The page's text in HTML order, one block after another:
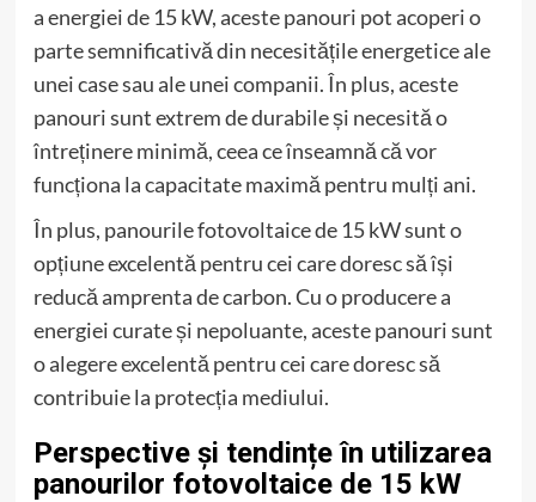
a energiei de 15 kW, aceste panouri pot acoperi o
parte semnificativă din necesitățile energetice ale
unei case sau ale unei companii. În plus, aceste
panouri sunt extrem de durabile și necesită o
întreținere minimă, ceea ce înseamnă că vor
funcționa la capacitate maximă pentru mulți ani.
În plus, panourile fotovoltaice de 15 kW sunt o
opțiune excelentă pentru cei care doresc să își
reducă amprenta de carbon. Cu o producere a
energiei curate și nepoluante, aceste panouri sunt
o alegere excelentă pentru cei care doresc să
contribuie la protecția mediului.
Perspective și tendințe în utilizarea
panourilor fotovoltaice de 15 kW